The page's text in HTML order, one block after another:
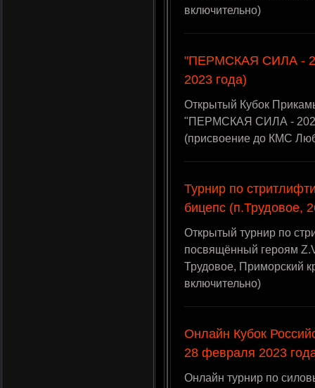
включительно)
"ПЕРМСКАЯ СИЛА -
2023 года)
Открытый Кубок
"ПЕРМСКАЯ СИЛА -
(присвоение до КМС
Турнир по
бицепс (п.Трудовое,
Открытый турнир по
посвящённый героям
Трудовое, Приморский
включительно)
Онлайн Кубок
28 февраля 2023
Онлайн турнир по